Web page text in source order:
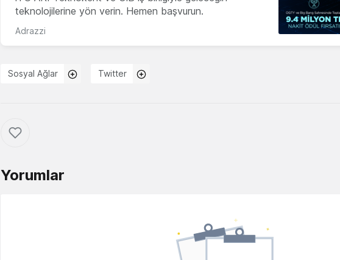
teknolojilerine yön verin. Hemen başvurun.
Adrazzi
Sosyal Ağlar Twitter
Yorumlar